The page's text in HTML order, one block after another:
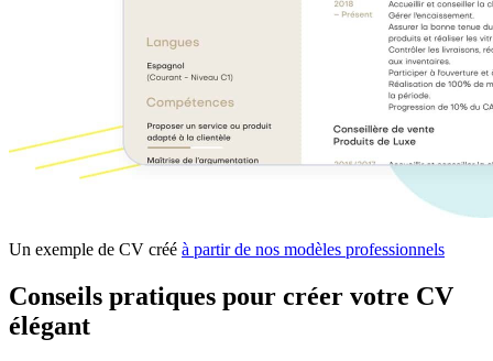
Un exemple de CV créé à partir de nos modèles professionnels
Conseils pratiques pour créer votre CV
élégant